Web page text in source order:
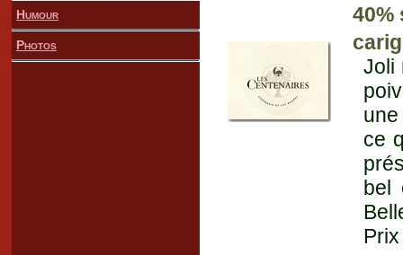
Humour
Photos
40%
Joli
ce
bel